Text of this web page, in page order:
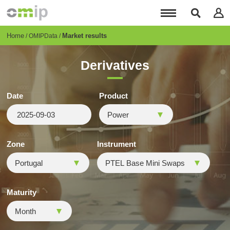
content
Breadcrumb
Home OMIPData Market results
Derivatives
Date Product
Zone Instrument
Maturity